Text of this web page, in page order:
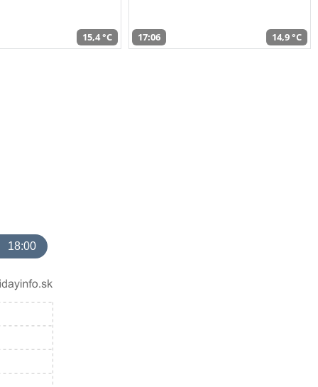
15,4 °C 17:06 14,9 °C
18:00